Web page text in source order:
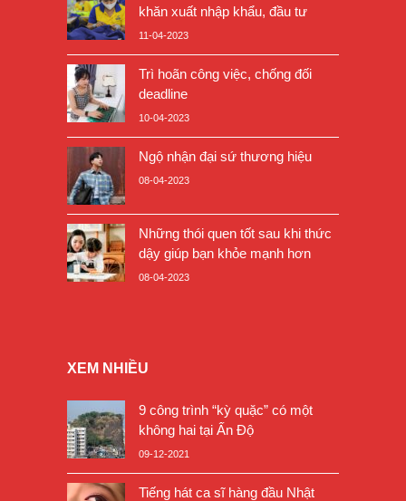
khăn xuất nhập khẩu, đầu tư
11-04-2023
Trì hoãn công việc, chống đối
deadline
10-04-2023
Ngộ nhận đại sứ thương hiệu
08-04-2023
Những thói quen tốt sau khi thức
dậy giúp bạn khỏe mạnh hơn
08-04-2023
XEM NHIỀU
9 công trình “kỳ quặc” có một
không hai tại Ấn Độ
09-12-2021
Tiếng hát ca sĩ hàng đầu Nhật